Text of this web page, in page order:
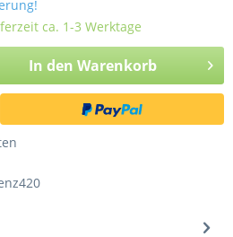
ca. 1-3 Werktage
In den Warenkorb